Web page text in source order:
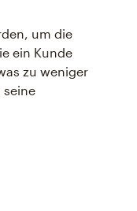
um die
ein Kunde
zu weniger
seine